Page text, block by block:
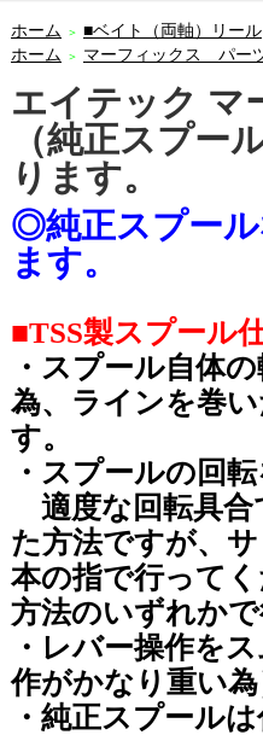
ホーム ＞ ■ベイト（両軸）リール
ホーム
＞ マーフィックス パー
エイテック マ
（純正スプ
ります。
◎純正スプール
ます。
■TSS製スプール
・スプール自体
為、ラインを巻
す。
・スプールの回
適度な回転具合
た方法ですが、
本の指で行って
方法のいずれか
・レバー操作を
作がかなり重い
・純正スプール